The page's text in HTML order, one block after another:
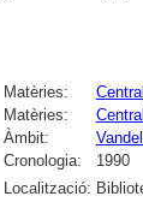
Matèries:
Matèries:
Àmbit:
Cronologia:
1990
Localització: